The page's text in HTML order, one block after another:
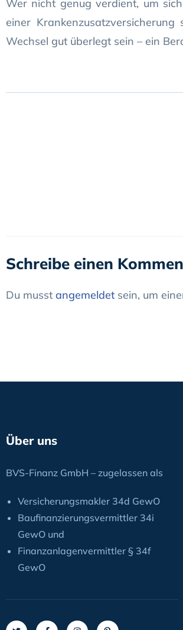
Wer nicht genug verdient, um
einer
Wechsel gut überlegt sein – ein
Schreibe einen
Du musst angemeldet sein, um
Über uns
BVS-Finanz GmbH – zugelassen als
Versicherungsmakler 34d GewO
Baufinanzierungsvermittler 34i
GewO und
Finanzanlagenvermittler § 34f
GewO